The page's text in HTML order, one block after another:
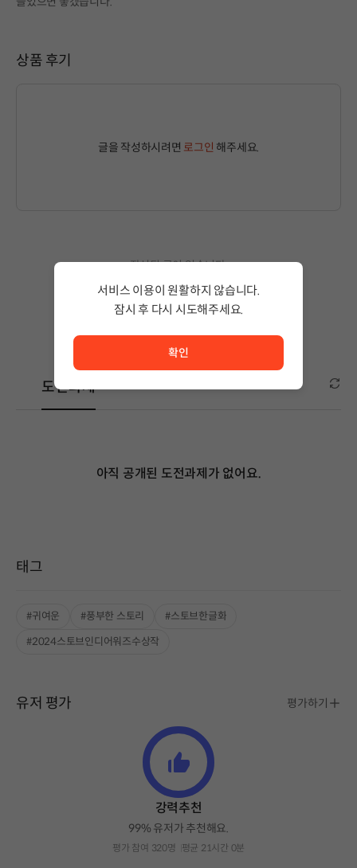
상품 후기
글을 작성하시려면 로그인 해주세요.
작성된 글이 없습니다.
상품 이용 후 첫 번째 글을 남겨보세요!
도전과제
아직 공개된 도전과제가 없어요.
태그
#귀여운 #풍부한 스토리
#스토브한글화
#2024스토브인디어워즈수상작
유저 평가 평가하기
강력추천
99% 유저가 추천해요.
평가 참여 320명 평균 21시간 0분
서비스 이용이 원활하지 않습니다.
잠시 후 다시 시도해주세요.
확인